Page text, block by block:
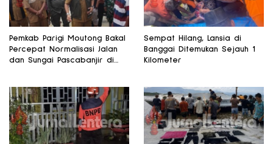
Pemkab Parigi Moutong Bakal
Percepat Normalisasi Jalan
dan Sungai Pascabanjir di
Sempat Hilang, Lansia di
Banggai Ditemukan Sejauh 1
Kilometer